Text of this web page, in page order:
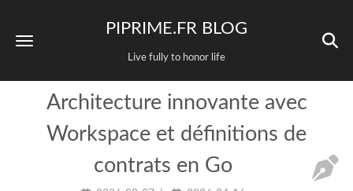
PIPRIME.FR BLOG
Live fully to honor life
Architecture innovante avec
Workspace et définitions de
contrats en Go